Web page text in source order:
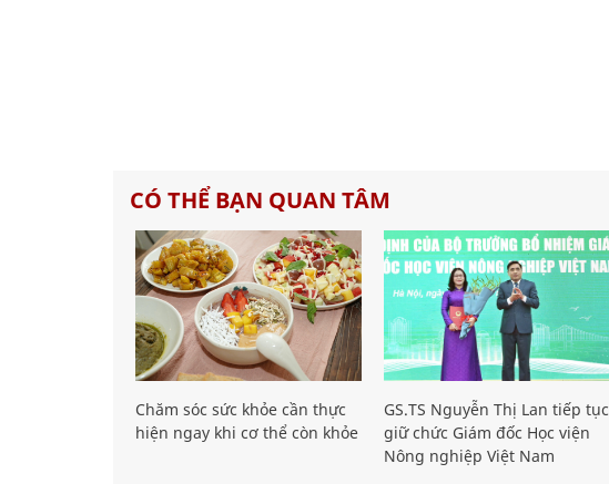
CÓ THỂ BẠN QUAN TÂM
Chăm sóc sức khỏe cần thực
hiện ngay khi cơ thể còn khỏe
GS.TS Nguyễn Thị Lan tiếp tục
giữ chức Giám đốc Học viện
Nông nghiệp Việt Nam